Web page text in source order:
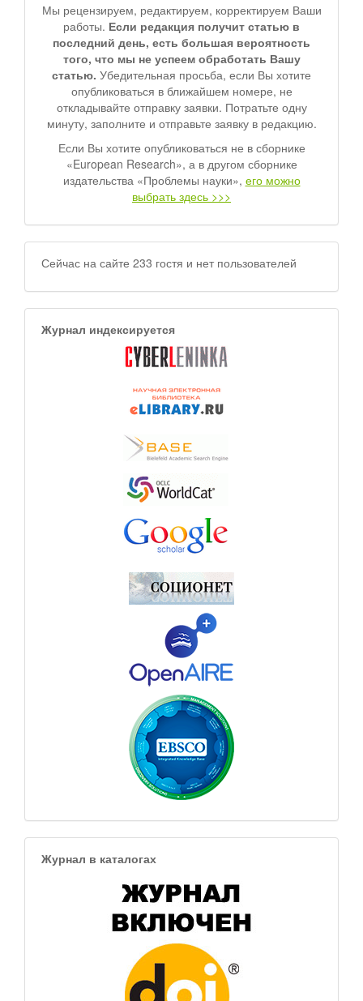
Мы рецензируем, редактируем, корректируем Ваши
работы. Если редакция получит статью в
последний день, есть большая вероятность
того, что мы не успеем обработать Вашу
статью. Убедительная просьба, если Вы хотите
опубликоваться в ближайшем номере, не
откладывайте отправку заявки. Потратьте одну
минуту, заполните и отправьте заявку в редакцию.
Если Вы хотите опубликоваться не в сборнике
«European Research», а в другом сборнике
издательства «Проблемы науки», его можно
выбрать здесь >>>
Сейчас на сайте 233 гостя и нет пользователей
Журнал индексируется
Журнал в каталогах